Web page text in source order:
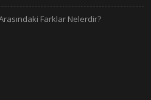
Farklar Nelerdir?